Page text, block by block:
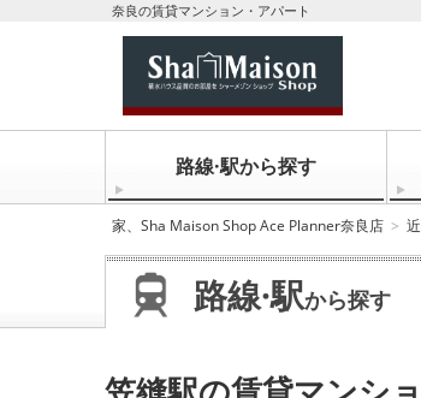
奈良の賃貸マンション・アパート
路線·駅から探す
家、Sha Maison Shop Ace Planner奈良店
路線·駅から探す